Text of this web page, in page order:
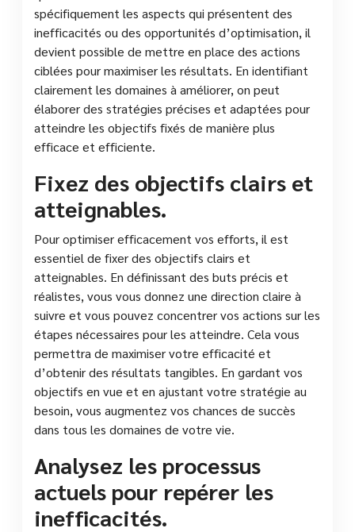
spécifiquement les aspects qui présentent des
inefficacités ou des opportunités d’optimisation, il
devient possible de mettre en place des actions
ciblées pour maximiser les résultats. En identifiant
clairement les domaines à améliorer, on peut
élaborer des stratégies précises et adaptées pour
atteindre les objectifs fixés de manière plus
efficace et efficiente.
Fixez des objectifs clairs et
atteignables.
Pour optimiser efficacement vos efforts, il est
essentiel de fixer des objectifs clairs et
atteignables. En définissant des buts précis et
réalistes, vous vous donnez une direction claire à
suivre et vous pouvez concentrer vos actions sur les
étapes nécessaires pour les atteindre. Cela vous
permettra de maximiser votre efficacité et
d’obtenir des résultats tangibles. En gardant vos
objectifs en vue et en ajustant votre stratégie au
besoin, vous augmentez vos chances de succès
dans tous les domaines de votre vie.
Analysez les processus
actuels pour repérer les
inefficacités.